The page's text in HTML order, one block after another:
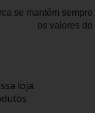
se mantém
os valores
loja.